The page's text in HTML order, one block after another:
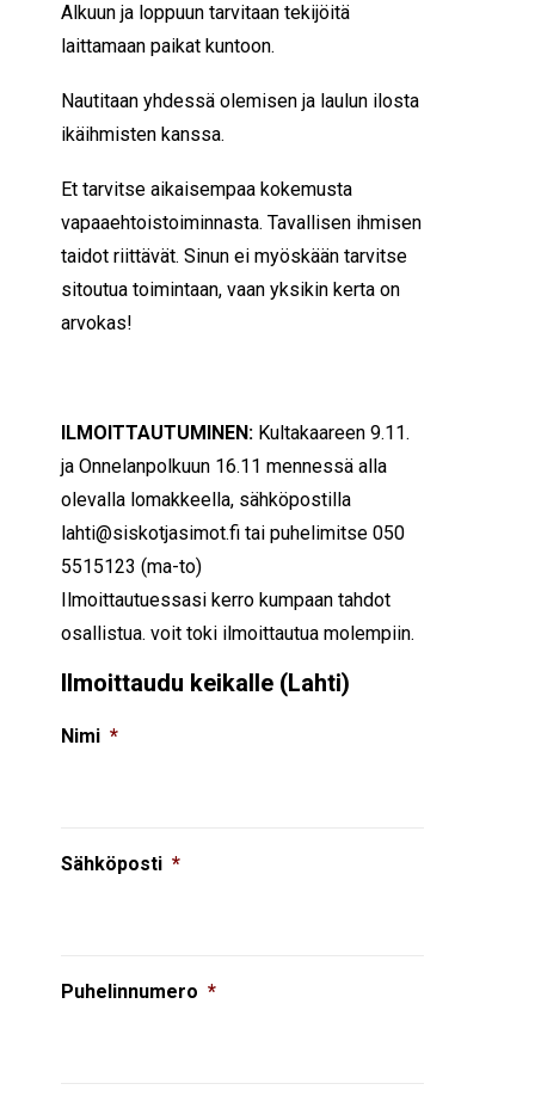
Alkuun ja loppuun tarvitaan tekijöitä
laittamaan paikat kuntoon.
Nautitaan yhdessä olemisen ja laulun ilosta
ikäihmisten kanssa.
Et tarvitse aikaisempaa kokemusta
vapaaehtoistoiminnasta. Tavallisen ihmisen
taidot riittävät. Sinun ei myöskään tarvitse
sitoutua toimintaan, vaan yksikin kerta on
arvokas!
ILMOITTAUTUMINEN: Kultakaareen 9.11.
ja Onnelanpolkuun 16.11 mennessä alla
olevalla lomakkeella, sähköpostilla
lahti@siskotjasimot.fi tai puhelimitse 050
5515123 (ma-to)
Ilmoittautuessasi kerro kumpaan tahdot
osallistua. voit toki ilmoittautua molempiin.
Ilmoittaudu keikalle (Lahti)
Nimi *
Sähköposti *
Puhelinnumero *